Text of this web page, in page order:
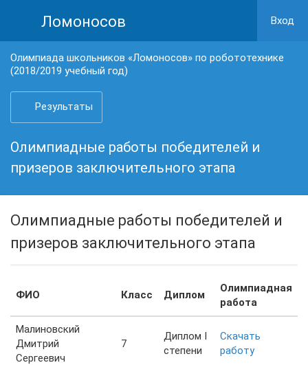
Ломоносов Вход
Олимпиада школьников «Ломоносов» по робототехнике
(2018/2019 учебный год)
Результаты
Олимпиадные работы победителей и
призеров заключительного этапа
Олимпиадные работы победителей и
призеров заключительного этапа
ФИО Класс Диплом
Олимпиадная
работа
Малиновский
Дмитрий
Сергеевич
7
Диплом I
степени
Скачать
работу